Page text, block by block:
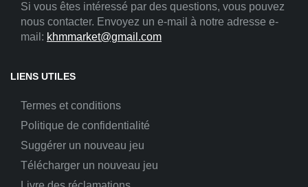
Si vous êtes intéressé par des questions, vous pouvez
nous contacter. Envoyez un e-mail à notre adresse e-
mail: khmmarket@gmail.com
LIENS UTILES
Termes et conditions
Politique de confidentialité
Suggérer un nouveau jeu
Télécharger un nouveau jeu